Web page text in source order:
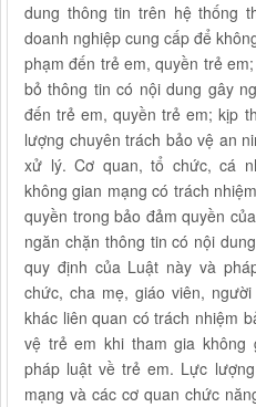
dung thông tin trên hệ thống
doanh nghiệp cung cấp để
phạm đến trẻ em, quyền trẻ
bỏ thông tin có nội dung gây
đến trẻ em, quyền trẻ em; kịp
lượng chuyên trách bảo vệ an
xử lý. Cơ quan, tổ chức, cá
không gian mạng có trách
quyền trong bảo đảm quyền
ngăn chặn thông tin có nội
quy định của Luật này và
chức, cha mẹ, giáo viên,
khác liên quan có trách nhiệm
vệ trẻ em khi tham gia không
pháp luật về trẻ em. Lực
mạng và các cơ quan chức